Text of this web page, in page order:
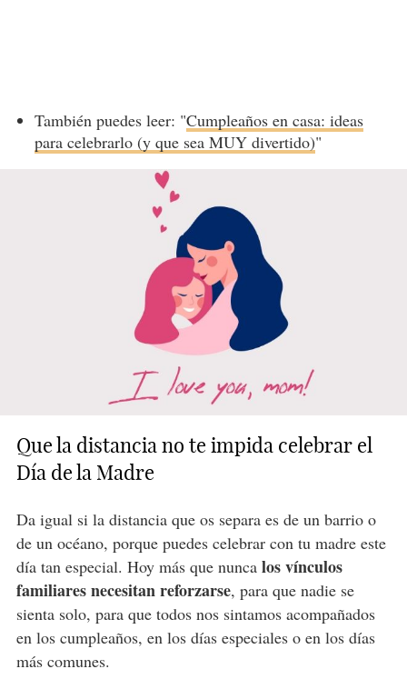
También puedes leer: "Cumpleaños en casa: ideas
para celebrarlo (y que sea MUY divertido)"
Que la distancia no te impida celebrar el
Día de la Madre
Da igual si la distancia que os separa es de un barrio o
de un océano, porque puedes celebrar con tu madre este
día tan especial. Hoy más que nunca los vínculos
familiares necesitan reforzarse, para que nadie se
sienta solo, para que todos nos sintamos acompañados
en los cumpleaños, en los días especiales o en los días
más comunes.